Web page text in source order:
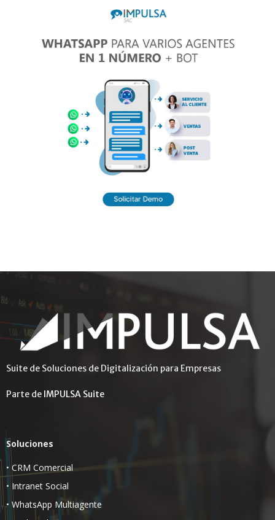
Suite de Soluciones de Digitalización para Empresas
Parte de IMPULSA Suite
Soluciones
• CRM Comercial
• Intranet Social
• WhatsApp Multiagente